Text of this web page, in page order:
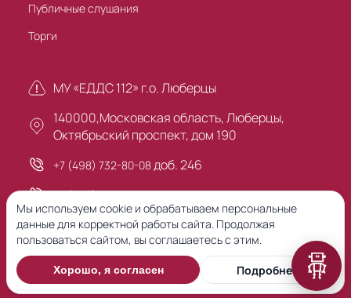
Публичные слушания
Торги
МУ «ЕДДС 112» г.о. Люберцы
140000,Московская область, Люберцы,
Октябрьский проспект, дом 190
+7 (498) 732-80-08 доб. 246
+7 (495) 503-30-00
Предыдущая версия сайта
Мы используем cookie и обрабатываем персональные
данные для корректной работы сайта. Продолжая
пользоваться сайтом, вы соглашаетесь с этим.
Хорошо, я согласен Подробнее